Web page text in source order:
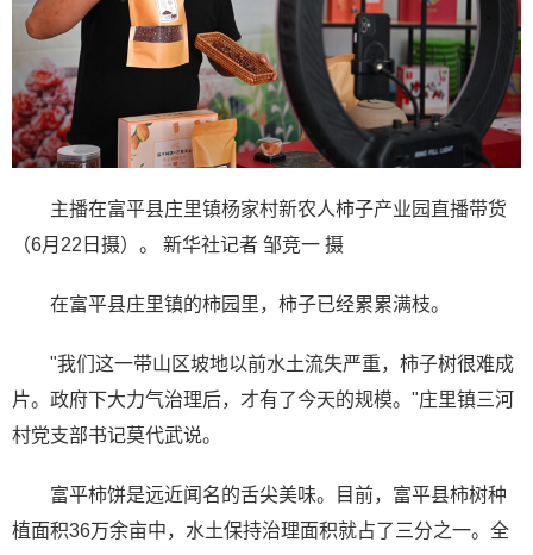
主播在富平县庄里镇杨家村新农人柿子产业园直播带货
（6月22日摄）。 新华社记者 邹竞一 摄
在富平县庄里镇的柿园里，柿子已经累累满枝。
"我们这一带山区坡地以前水土流失严重，柿子树很难成
片。政府下大力气治理后，才有了今天的规模。"庄里镇三河
村党支部书记莫代武说。
富平柿饼是远近闻名的舌尖美味。目前，富平县柿树种
植面积36万余亩中，水土保持治理面积就占了三分之一。全